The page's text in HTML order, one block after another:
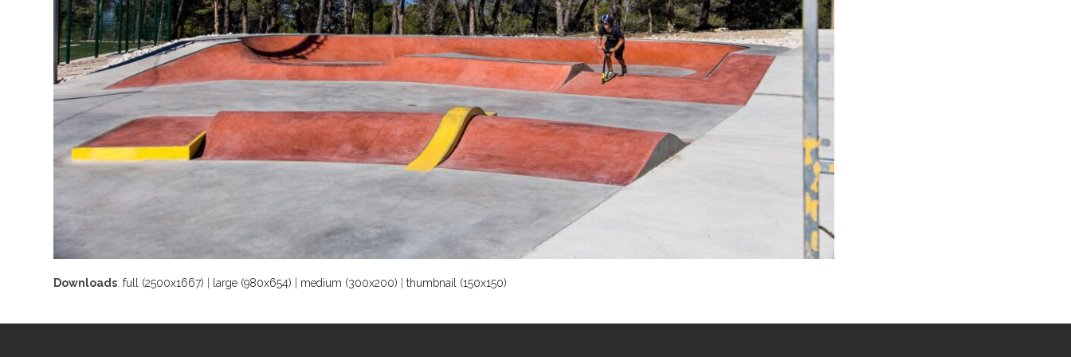
Downloads:full (2500x1667) large (980x654) medium (300x200) |thumbnail (150x150)